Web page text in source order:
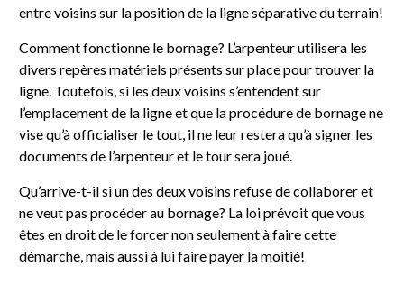
entre voisins sur la position de la ligne séparative du terrain!
Comment fonctionne le bornage? L’arpenteur utilisera les
divers repères matériels présents sur place pour trouver la
ligne. Toutefois, si les deux voisins s’entendent sur
l’emplacement de la ligne et que la procédure de bornage ne
vise qu’à officialiser le tout, il ne leur restera qu’à signer les
documents de l’arpenteur et le tour sera joué.
Qu’arrive-t-il si un des deux voisins refuse de collaborer et
ne veut pas procéder au bornage? La loi prévoit que vous
êtes en droit de le forcer non seulement à faire cette
démarche, mais aussi à lui faire payer la moitié!